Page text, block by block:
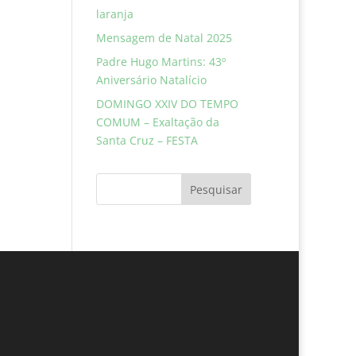
laranja
Mensagem de Natal 2025
Padre Hugo Martins: 43º
Aniversário Natalício
DOMINGO XXIV DO TEMPO
COMUM – Exaltação da
Santa Cruz – FESTA
Pesquisar